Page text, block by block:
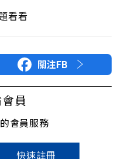
看看
關注FB
員
會員服務
快速註冊